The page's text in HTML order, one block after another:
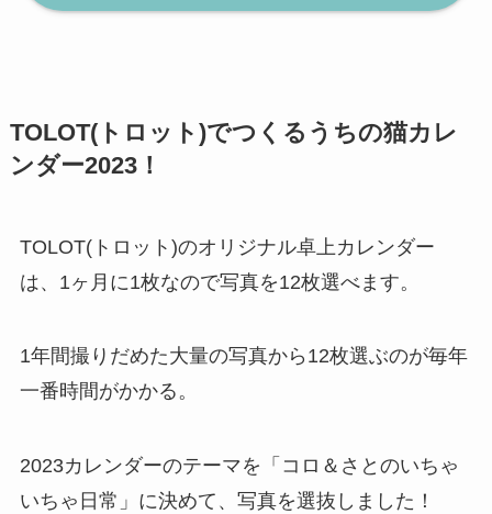
TOLOT(トロット)でつくるうちの猫カレ
ンダー2023！
TOLOT(トロット)のオリジナル卓上カレンダー
は、1ヶ月に1枚なので写真を12枚選べます。
1年間撮りだめた大量の写真から12枚選ぶのが毎年
一番時間がかかる。
2023カレンダーのテーマを「コロ＆さとのいちゃ
いちゃ日常」に決めて、写真を選抜しました！